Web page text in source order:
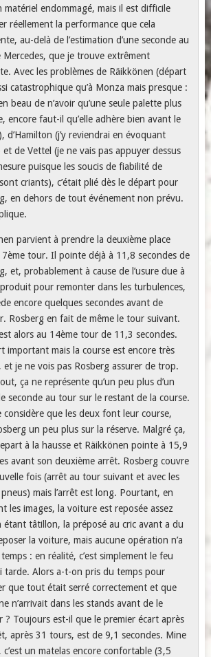
matériel endommagé, mais il est difficile
réellement la performance que cela
au-delà de l’estimation d’une seconde au
que je trouve extrêment
Avec les problèmes de Räikkönen (départ
catastrophique qu’à Monza mais presque :
beau de n’avoir qu’une seule palette plus
encore faut-il qu’elle adhère bien avant le
(j’y reviendrai en évoquant
et de Vettel (je ne vais pas appuyer dessus
puisque les soucis de fiabilité de
criants), c’était plié dès le départ pour
en dehors de tout événement non prévu.
parvient à prendre la deuxième place
7ème tour. Il pointe déjà à 11,8 secondes de
et, probablement à cause de l’usure due à
produit pour remonter dans les turbulences,
encore quelques secondes avant de
Rosberg en fait de même le tour suivant.
est alors au 14ème tour de 11,3 secondes.
important mais la course est encore très
et je ne vois pas Rosberg assurer de trop.
ça ne représente qu’un peu plus d’un
seconde au tour sur le restant de la course.
considère que les deux font leur course,
un peu plus sur la réserve. Malgré ça,
à la hausse et Räikkönen pointe à 15,9
avant son deuxième arrêt. Rosberg couvre
fois (arrêt au tour suivant et avec les
pneus) mais l’arrêt est long. Pourtant, en
les images, la voiture est reposée assez
étant tâtillon, la préposé au cric avant a du
la voiture, mais aucune opération n’a
: en réalité, c’est simplement le feu
tarde. Alors a-t-on pris du temps pour
que tout était serré correctement et que
n’arrivait dans les stands avant de le
? Toujours est-il que le premier écart après
après 31 tours, est de 9,1 secondes. Mine
c’est un matelas encore confortable (3,5